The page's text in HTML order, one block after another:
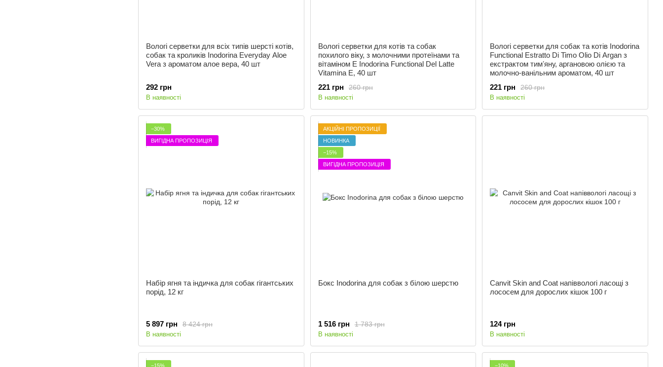
Вологі серветки для всіх типів шерсті котів,
собак та кроликів Inodorina Everyday Aloe
Vera з ароматом алое вера, 40 шт
292 грн
В наявності
Вологі серветки для котів та собак
похилого віку, з молочними протеїнами та
вітаміном E Inodorina Functional Del Latte
Vitamina E, 40 шт
260 грн
221 грн
В наявності
Вологі серветки для собак та котів Inodorina
Functional Estratto Di Timo Olio Di Argan з
екстрактом тимʼяну, аргановою олією та
молочно-ванільним ароматом, 40 шт
260 грн
221 грн
В наявності
−30%
ВИГІДНА ПРОПОЗИЦІЯ
Набір ягня та індичка для собак гігантських
порід, 12 кг
8 424 грн
5 897 грн
В наявності
АКЦІЙНІ ПРОПОЗИЦІЇ
НОВИНКА
−15%
ВИГІДНА ПРОПОЗИЦІЯ
Бокс Inodorina для собак з білою шерстю
1 783 грн
1 516 грн
В наявності
Canvit Skin and Coat напіввологі ласощі з
лососем для дорослих кішок 100 г
124 грн
В наявності
−15%
−10%